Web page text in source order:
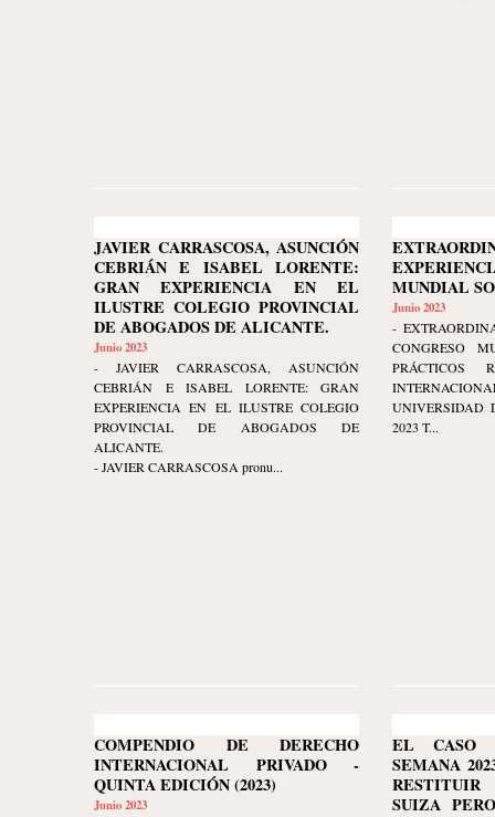
JAVIER CARRASCOSA, ASUNCIÓN
CEBRIÁN E ISABEL LORENTE:
GRAN EXPERIENCIA EN EL
ILUSTRE COLEGIO PROVINCIAL
DE ABOGADOS DE ALICANTE.
Junio 2023
- JAVIER CARRASCOSA, ASUNCIÓN
CEBRIÁN E ISABEL LORENTE: GRAN
EXPERIENCIA EN EL ILUSTRE COLEGIO
PROVINCIAL DE ABOGADOS DE
ALICANTE.
- JAVIER CARRASCOSA pronu...
MUNDIAL
Junio 2023
-
CONGRESO
PRÁCTICOS
UNIVERSIDAD
2023 T...
COMPENDIO DE DERECHO
INTERNACIONAL PRIVADO -
QUINTA EDICIÓN (2023)
Junio 2023
EL CASO
SEMANA
SUIZA